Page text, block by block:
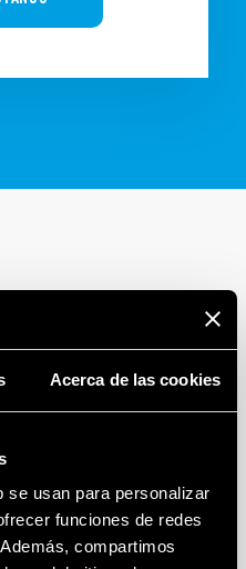
Acerca de las cookies
se usan para personalizar
funciones de redes
compartimos